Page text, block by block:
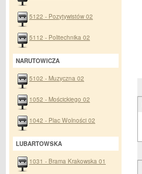
5122 - Pozytywistów 02
5112 - Politechnika 02
NARUTOWICZA
5102 - Muzyczna 02
1052 - Mościckiego 02
1042 - Plac Wolności 02
LUBARTOWSKA
1031 - Brama Krakowska 01